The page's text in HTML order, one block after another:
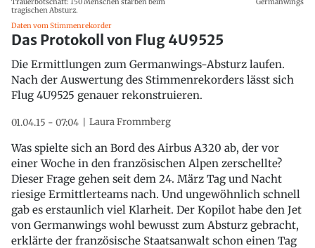
tragischen Absturz.
Daten vom Stimmenrekorder
Das Protokoll von Flug 4U9525
Die Ermittlungen zum Germanwings-Absturz laufen.
Nach der Auswertung des Stimmenrekorders lässt sich
Flug 4U9525 genauer rekonstruieren.
01.04.15 - 07:04 Laura Frommberg
Was spielte sich an Bord des Airbus A320 ab, der vor
einer Woche in den französischen Alpen zerschellte?
Dieser Frage gehen seit dem 24. März Tag und Nacht
riesige Ermittlerteams nach. Und ungewöhnlich schnell
gab es erstaunlich viel Klarheit. Der Kopilot habe den Jet
von Germanwings wohl bewusst zum Absturz gebracht,
erklärte der französische Staatsanwalt schon einen Tag